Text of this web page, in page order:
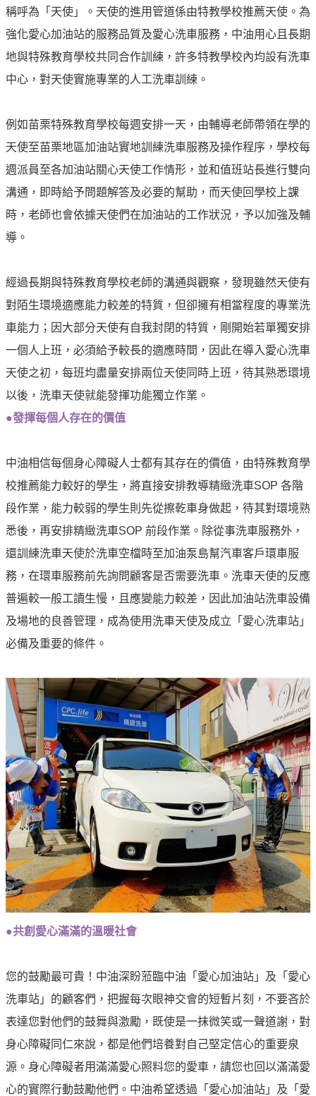
見
問
English
訂
閱
政
府
站
資
放
宣
告
隱
私
權
明
資
訊
安
全
政
策
意
信
箱
稱呼為「天使」。天使的進用管道係由特教學校推薦天使。為
強化愛心加油站的服務品質及愛心洗車服務，中油用心且長期
地與特殊教育學校共同合作訓練，許多特教學校內均設有洗車
中心，對天使實施專業的人工洗車訓練。
例如苗栗特殊教育學校每週安排一天，由輔導老師帶領在學的
天使至苗栗地區加油站實地訓練洗車服務及操作程序，學校每
週派員至各加油站關心天使工作情形，並和值班站長進行雙向
溝通，即時給予問題解答及必要的幫助，而天使回學校上課
時，老師也會依據天使們在加油站的工作狀況，予以加強及輔
導。
經過長期與特殊教育學校老師的溝通與觀察，發現雖然天使有
對陌生環境適應能力較差的特質，但卻擁有相當程度的專業洗
車能力；因大部分天使有自我封閉的特質，剛開始若單獨安排
一個人上班，必須給予較長的適應時間，因此在導入愛心洗車
天使之初，每班均盡量安排兩位天使同時上班，待其熟悉環境
以後，洗車天使就能發揮功能獨立作業。
●發揮每個人存在的價值
中油相信每個身心障礙人士都有其存在的價值，由特殊教育學
校推薦能力較好的學生，將直接安排教導精緻洗車SOP 各階
段作業，能力較弱的學生則先從擦乾車身做起，待其對環境熟
悉後，再安排精緻洗車SOP 前段作業。除從事洗車服務外，
還訓練洗車天使於洗車空檔時至加油泵島幫汽車客戶環車服
務，在環車服務前先詢問顧客是否需要洗車。洗車天使的反應
普遍較一般工讀生慢，且應變能力較差，因此加油站洗車設備
及場地的良善管理，成為使用洗車天使及成立「愛心洗車站」
必備及重要的條件。
●共創愛心滿滿的溫暖社會
您的鼓勵最可貴！中油深盼蒞臨中油「愛心加油站」及「愛心
洗車站」的顧客們，把握每次眼神交會的短暫片刻，不要吝於
表達您對他們的鼓舞與激勵，既使是一抹微笑或一聲道謝，對
身心障礙同仁來說，都是他們培養對自己堅定信心的重要泉
源。身心障礙者用滿滿愛心照料您的愛車，請您也回以滿滿愛
心的實際行動鼓勵他們。中油希望透過「愛心加油站」及「愛